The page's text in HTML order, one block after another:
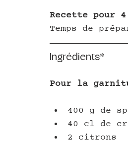
Recette pour 4
Temps de
Ingrédients*
Pour la
400 g de
40 cl de
2 citrons